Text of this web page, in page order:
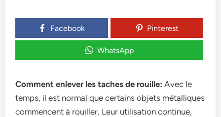
Facebook Pinterest
WhatsApp
Comment enlever les taches de rouille: Avec le
temps, il est normal que certains objets métalliques
commencent à rouiller. Leur utilisation continue,